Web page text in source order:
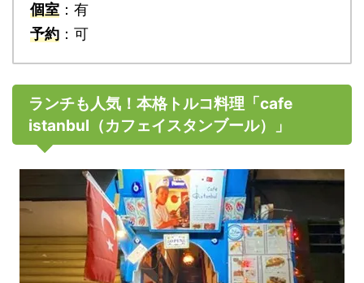
個室 ：有
予約 ：可
ランチも人気！本格トルコ料理「cafe
istanbul（カフェイスタンブール）」